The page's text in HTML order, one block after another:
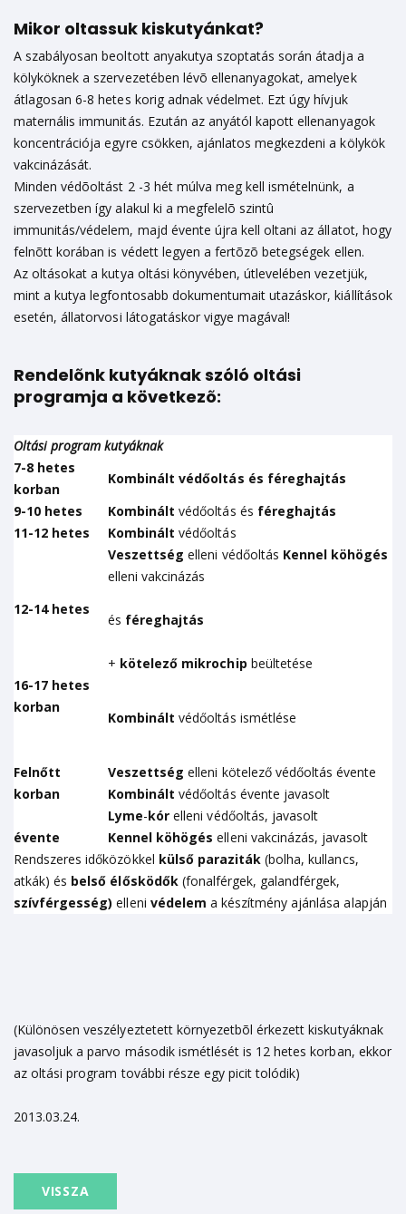
Mikor oltassuk kiskutyánkat?
A szabályosan beoltott anyakutya szoptatás során átadja a
kölyköknek a szervezetében lévõ ellenanyagokat, amelyek
átlagosan 6-8 hetes korig adnak védelmet. Ezt úgy hívjuk
maternális immunitás. Ezután az anyától kapott ellenanyagok
koncentrációja egyre csökken, ajánlatos megkezdeni a kölykök
vakcinázását.
Minden védõoltást 2 -3 hét múlva meg kell ismételnünk, a
szervezetben így alakul ki a megfelelõ szintû
immunitás/védelem, majd évente újra kell oltani az állatot, hogy
felnõtt korában is védett legyen a fertõzõ betegségek ellen.
Az oltásokat a kutya oltási könyvében, útlevelében vezetjük,
mint a kutya legfontosabb dokumentumait utazáskor, kiállítások
esetén, állatorvosi látogatáskor vigye magával!
Rendelõnk kutyáknak szóló oltási
programja a következõ:
Oltási program kutyáknak
7-8 hetes
korban
Kombinált védőoltás és féreghajtás
9-10 hetes Kombinált védőoltás és féreghajtás
11-12 hetes Kombinált védőoltás
12-14hetes
Veszettség elleni védőoltás Kennel köhögés
elleni vakcinázás
és féreghajtás
+ kötelező mikrochip beültetése
16-17 hetes
korban
Kombinált védőoltás ismétlése
Felnőtt
korban
évente
Veszettség elleni kötelező védőoltás évente
Kombinált védőoltás évente javasolt
Lyme-kór elleni védőoltás, javasolt
Kennel köhögés elleni vakcinázás, javasolt
Rendszeres időközökkel külső paraziták (bolha, kullancs,
atkák) és belső élősködők(fonalférgek, galandférgek,
szívférgesség) elleni védelem a készítmény ajánlása alapján
(Különösen veszélyeztetett környezetbõl érkezett kiskutyáknak
javasoljuk a parvo második ismétlését is 12 hetes korban, ekkor
az oltási program további része egy picit tolódik)
2013.03.24.
VISSZA